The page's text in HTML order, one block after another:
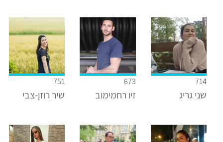
714
שני גריג
673
זיו רחמימוב
751
שיר רוזן-צבי